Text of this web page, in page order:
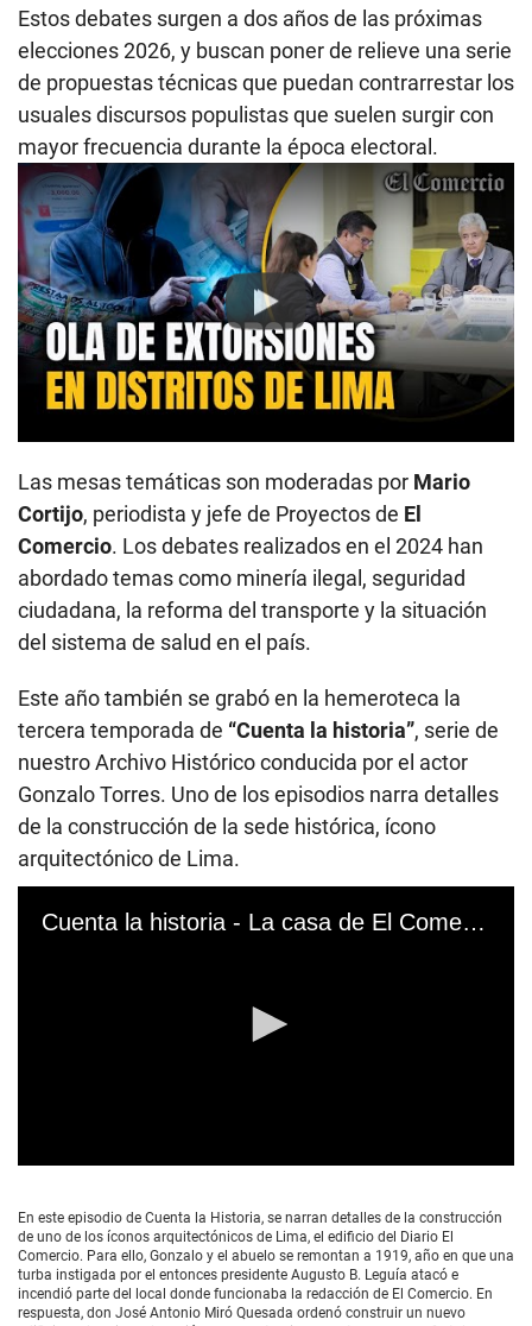
Estos debates surgen a dos años de las próximas
elecciones 2026, y buscan poner de relieve una serie
de propuestas técnicas que puedan contrarrestar los
usuales discursos populistas que suelen surgir con
mayor frecuencia durante la época electoral.
Play
Las mesas temáticas son moderadas por Mario
Cortijo, periodista y jefe de Proyectos de El
Comercio. Los debates realizados en el 2024 han
abordado temas como minería ilegal, seguridad
ciudadana, la reforma del transporte y la situación
del sistema de salud en el país.
Este año también se grabó en la hemeroteca la
tercera temporada de “Cuenta la historia”, serie de
nuestro Archivo Histórico conducida por el actor
Gonzalo Torres. Uno de los episodios narra detalles
de la construcción de la sede histórica, ícono
arquitectónico de Lima.
Cuenta la historia - La casa de El Comercio
e
c
o
n
d
s
En este episodio de Cuenta la Historia, se narran detalles de la construcción
de uno de los íconos arquitectónicos de Lima, el edificio del Diario El
Comercio. Para ello, Gonzalo y el abuelo se remontan a 1919, año en que una
turba instigada por el entonces presidente Augusto B. Leguía atacó e
incendió parte del local donde funcionaba la redacción de El Comercio. En
respuesta, don José Antonio Miró Quesada ordenó construir un nuevo